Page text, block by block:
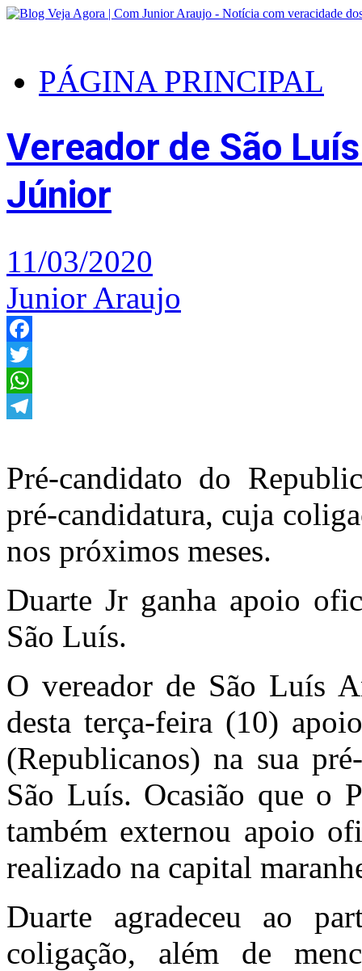
PÁGINA PRINCIPAL
Vereador de São
Júnior
11/03/2020
Junior Araujo
Facebook
Twitter
WhatsApp
Pré-candidato do
pré-candidatura, cuja
nos próximos meses.
Duarte Jr ganha apoio
São Luís.
O vereador de São Luís
desta terça-feira (10)
(Republicanos) na sua
São Luís. Ocasião que o
também externou apoio
realizado na capital
Duarte agradeceu ao
coligação, além de